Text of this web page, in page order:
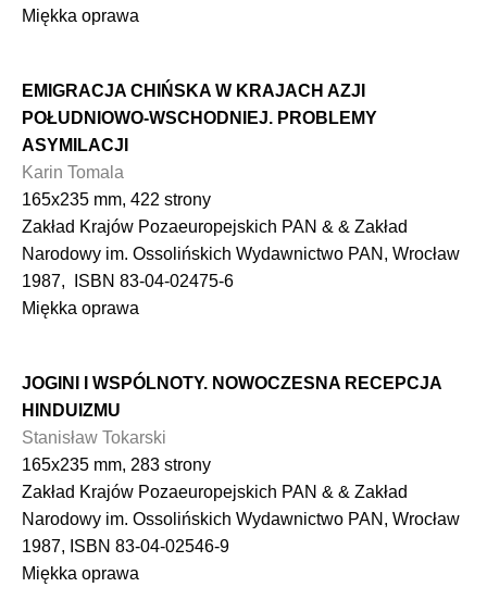
Miękka oprawa
EMIGRACJA CHIŃSKA W KRAJACH AZJI
POŁUDNIOWO-WSCHODNIEJ. PROBLEMY
ASYMILACJI
Karin Tomala
165x235 mm, 422 strony
Zakład Krajów Pozaeuropejskich PAN & & Zakład
Narodowy im. Ossolińskich Wydawnictwo PAN, Wrocław
1987, ISBN 83-04-02475-6
Miękka oprawa
JOGINI I WSPÓLNOTY. NOWOCZESNA RECEPCJA
HINDUIZMU
Stanisław Tokarski
165x235 mm, 283 strony
Zakład Krajów Pozaeuropejskich PAN & & Zakład
Narodowy im. Ossolińskich Wydawnictwo PAN, Wrocław
1987, ISBN 83-04-02546-9
Miękka oprawa